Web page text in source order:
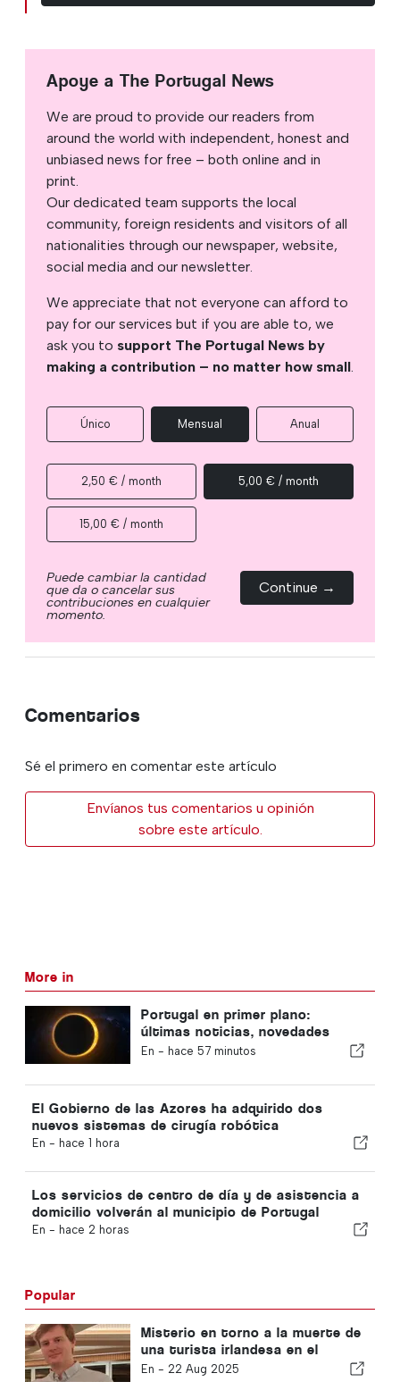
Apoye a The Portugal News
We are proud to provide our readers from
around the world with independent, honest and
unbiased news for free – both online and in
print.
Our dedicated team supports the local
community, foreign residents and visitors of all
nationalities through our newspaper, website,
social media and our newsletter.
We appreciate that not everyone can afford to
pay for our services but if you are able to, we
ask you to support The Portugal News by
making a contribution – no matter how small.
Único Mensual Anual
2,50 € / month 5,00 € / month
15,00 € / month
Puede cambiar la cantidad
que da o cancelar sus
contribuciones en cualquier
momento.
Continue →
Comentarios
Sé el primero en comentar este artículo
Envíanos tus comentarios u opinión
sobre este artículo.
More in
Portugal en primer plano:
últimas noticias, novedades
sobre viajes y las noticias más
titulares
En - hace 57 minutos
El Gobierno de las Azores ha adquirido dos
nuevos sistemas de cirugía robótica
En - hace 1 hora
Los servicios de centro de día y de asistencia a
domicilio volverán al municipio de Portugal
En - hace 2 horas
Popular
Misterio en torno a la muerte de
una turista irlandesa en el
Algarve
En - 22 Aug 2025